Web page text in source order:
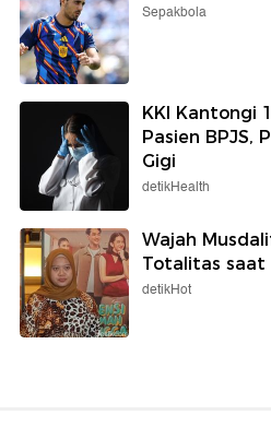
Sepakbola
KKI Kantongi
Pasien BPJS,
Gigi
detikHealth
Wajah
Totalitas saat
detikHot